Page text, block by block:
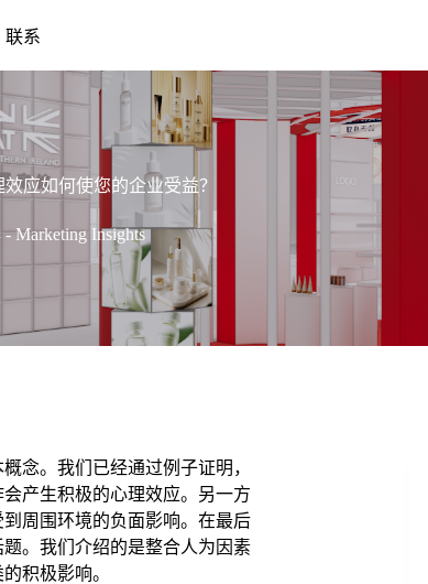
联系
应如何使您的企业受益？
Marketing Insights
念。我们已经通过例子证明，
产生积极的心理效应。另一方
周围环境的负面影响。在最后
。我们介绍的是整合人为因素
积极影响。